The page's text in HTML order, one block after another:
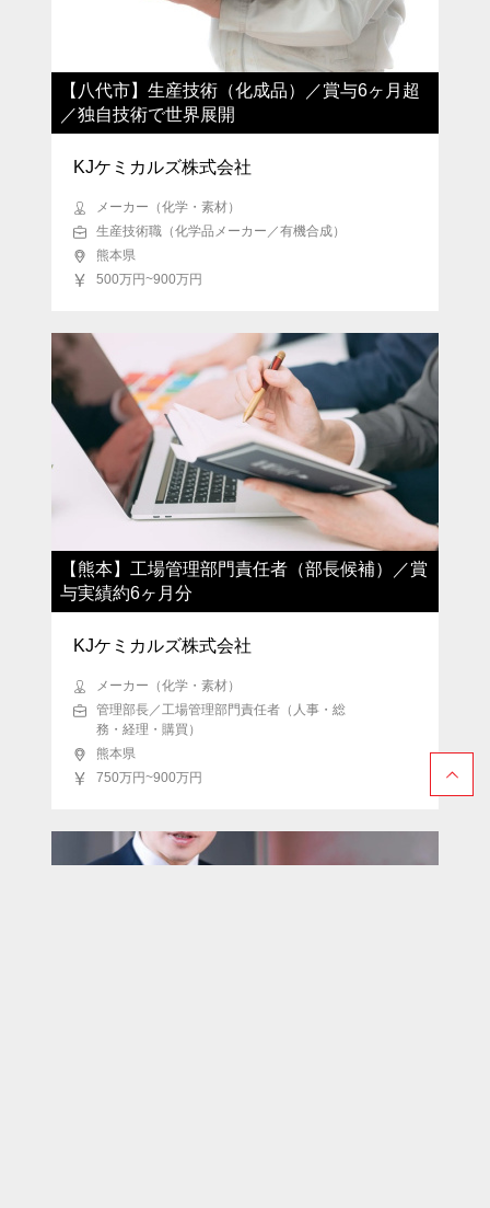
【八代市】生産技術（化成品）／賞与6ヶ月超
／独自技術で世界展開
KJケミカルズ株式会社
メーカー（化学・素材）
生産技術職（化学品メーカー／有機合成）
熊本県
500万円~900万円
【熊本】工場管理部門責任者（部長候補）／賞
与実績約6ヶ月分
KJケミカルズ株式会社
メーカー（化学・素材）
管理部長／工場管理部門責任者（人事・総
務・経理・購買）
熊本県
750万円~900万円